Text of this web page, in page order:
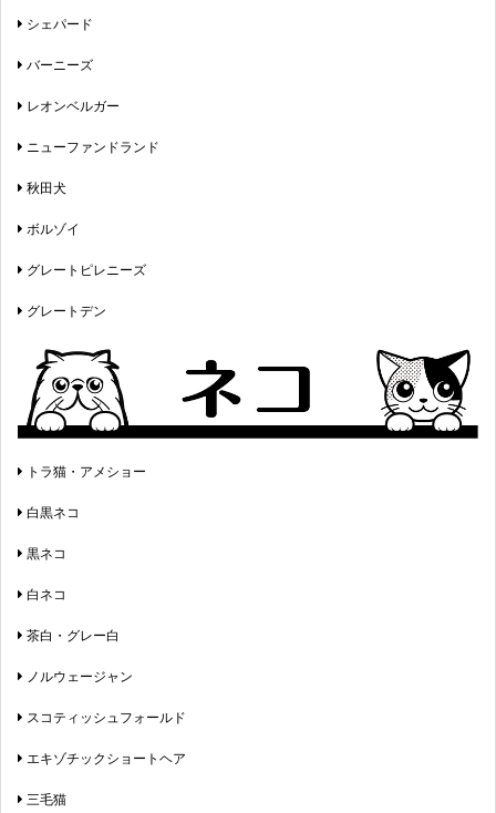
シェパード
バーニーズ
レオンベルガー
ニューファンドランド
秋田犬
ボルゾイ
グレートピレニーズ
グレートデン
トラ猫・アメショー
白黒ネコ
黒ネコ
白ネコ
茶白・グレー白
ノルウェージャン
スコティッシュフォールド
エキゾチックショートヘア
三毛猫